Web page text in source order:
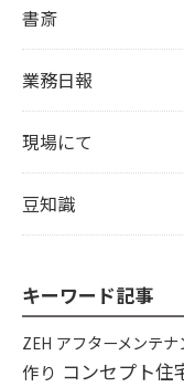
書斎
業務日報
現場にて
豆知識
キーワード記事
ZEH アフターメンテナ
作り コンセプト住